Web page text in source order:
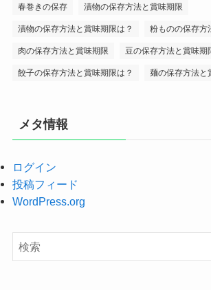
春巻きの保存 漬物の保存方法と賞味期限
漬物の保存方法と賞味期限は？ 粉ものの保存方
肉の保存方法と賞味期限 豆の保存方法と賞味期
餃子の保存方法と賞味期限は？ 麺の保存方法と
メタ情報
ログイン
投稿フィード
WordPress.org